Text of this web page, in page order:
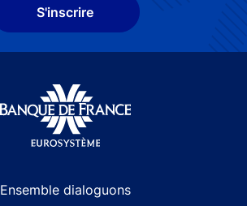
S'inscrire
Ensemble dialoguons